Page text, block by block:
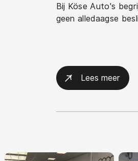
Bij Köse Auto's
geen alledaagse
Lees meer